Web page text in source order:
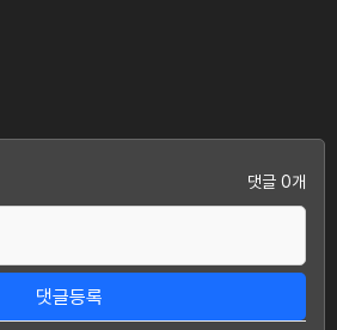
댓글 0개
댓글등록